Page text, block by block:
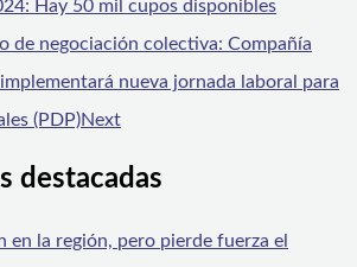
Hay 50 mil cupos disponibles
de negociación colectiva: Compañía
nueva jornada laboral para
(PDP)Next
destacadas